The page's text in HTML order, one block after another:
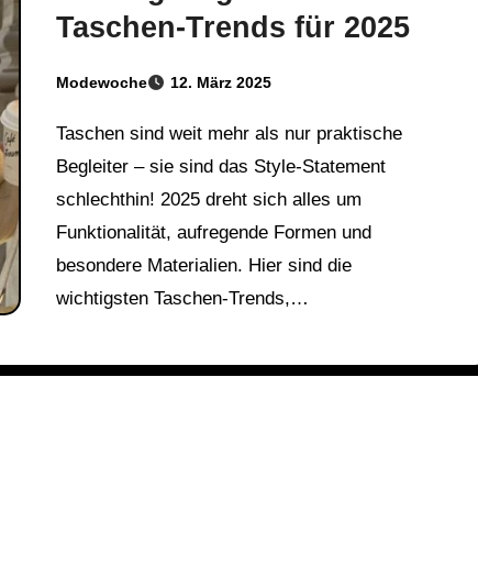
Taschen-Trends für 2025
Modewoche 12. März 2025
Taschen sind weit mehr als nur praktische
Begleiter – sie sind das Style-Statement
schlechthin! 2025 dreht sich alles um
Funktionalität, aufregende Formen und
besondere Materialien. Hier sind die
wichtigsten Taschen-Trends,…